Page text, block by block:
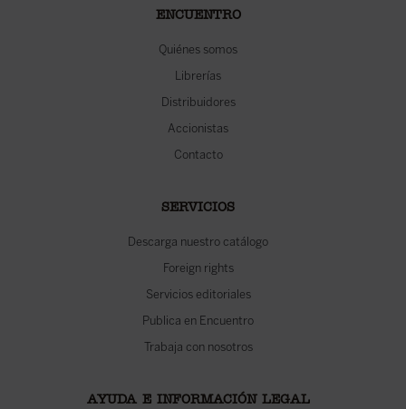
ENCUENTRO
Quiénes somos
Librerías
Distribuidores
Accionistas
Contacto
SERVICIOS
Descarga nuestro catálogo
Foreign rights
Servicios editoriales
Publica en Encuentro
Trabaja con nosotros
AYUDA E INFORMACIÓN LEGAL